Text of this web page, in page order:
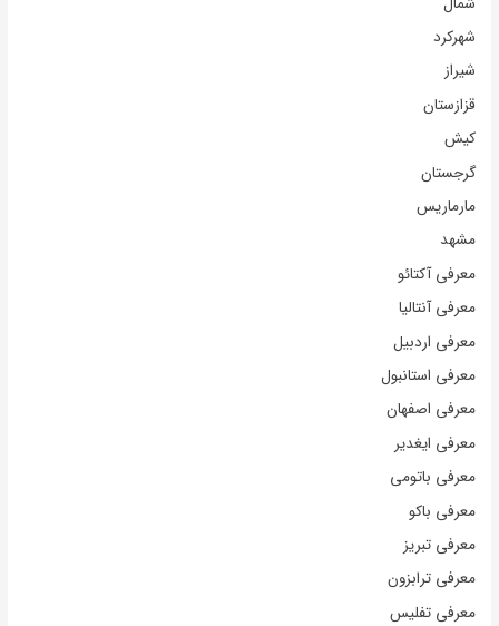
شهرکرد
شیراز
قزازستان
کیش
گرجستان
مارماریس
مشهد
معرفی آکتائو
معرفی آنتالیا
معرفی اردبیل
معرفی استانبول
معرفی اصفهان
معرفی ایغدیر
معرفی باتومی
معرفی باکو
معرفی تبریز
معرفی ترابزون
معرفی تفلیس